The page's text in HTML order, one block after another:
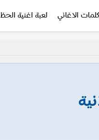
كلمات الاغاني لعبة اغنية الحظ